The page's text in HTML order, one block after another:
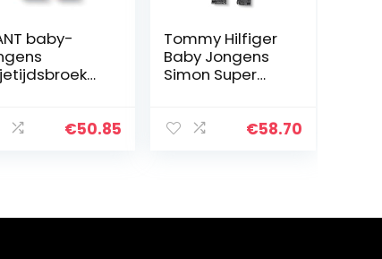
baby-
€50.85
Tommy Hilfiger
Baby Jongens
Simon Super
€58.70